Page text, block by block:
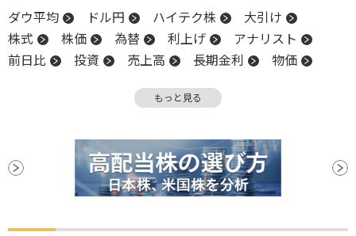
ダウ平均 ドル円 ハイテク株
大引け
株式
株価 為替 利上げ
アナリスト
前日比
投資 売上高 長期金利
物価
業種別株価指数 NASDAQ
金融政策決定会合
決算 堅調
材料
消費者物価指数
CPI 調整 日銀
もっと見る